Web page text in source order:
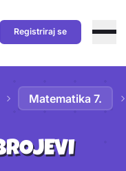
Registriraj se
Matematika 7.